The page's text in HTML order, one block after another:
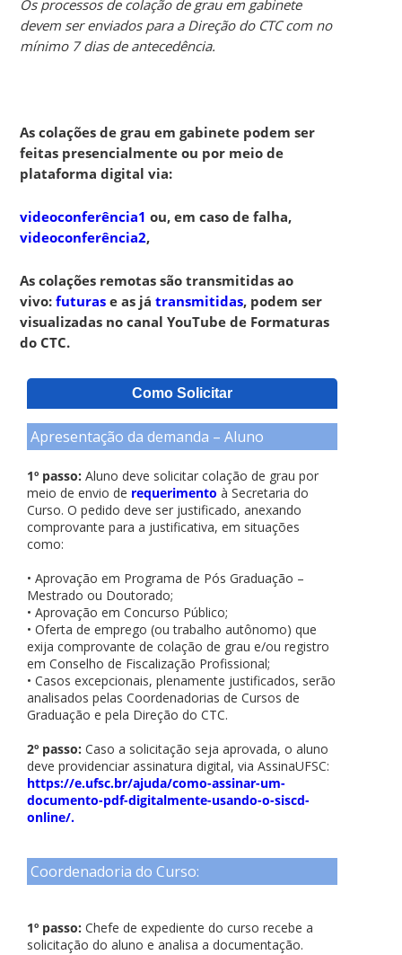
Os processos de colação de grau em gabinete
devem ser enviados para a Direção do CTC com no
mínimo 7 dias de antecedência.
As colações de grau em gabinete podem ser
feitas presencialmente ou por meio de
plataforma digital via:
videoconferência1 ou, em caso de falha,
videoconferência2,
As colações remotas são transmitidas ao
vivo:futuras e as játransmitidas, podem ser
visualizadas no canal YouTube de Formaturas
do CTC.
Como Solicitar
Apresentação da demanda – Aluno
1º passo: Aluno deve solicitar colação de grau por
meio de envio de requerimento à Secretaria do
Curso. O pedido deve ser justificado, anexando
comprovante para a justificativa, em situações
como:
• Aprovação em Programa de Pós Graduação –
Mestrado ou Doutorado;
• Aprovação em Concurso Público;
• Oferta de emprego (ou trabalho autônomo) que
exija comprovante de colação de grau e/ou registro
em Conselho de Fiscalização Profissional;
• Casos excepcionais, plenamente justificados, serão
analisados pelas Coordenadorias de Cursos de
Graduação e pela Direção do CTC.
2º passo: Caso a solicitação seja aprovada, o aluno
deve providenciar assinatura digital, via AssinaUFSC:
https://e.ufsc.br/ajuda/como-assinar-um-
documento-pdf-digitalmente-usando-o-siscd-
online/.
Coordenadoria do Curso:
1º passo: Chefe de expediente do curso recebe a
solicitação do aluno e analisa a documentação.